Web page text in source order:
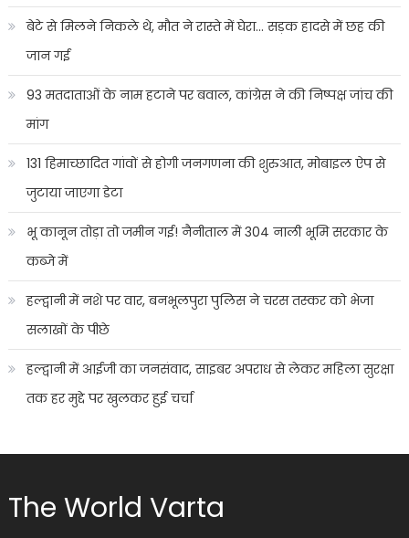
बेटे से मिलने निकले थे, मौत ने रास्ते में घेरा… सड़क हादसे में छह की
जान गई
93 मतदाताओं के नाम हटाने पर बवाल, कांग्रेस ने की निष्पक्ष जांच की
मांग
131 हिमाच्छादित गांवों से होगी जनगणना की शुरुआत, मोबाइल ऐप से
जुटाया जाएगा डेटा
भू कानून तोड़ा तो जमीन गई! नैनीताल में 304 नाली भूमि सरकार के
कब्जे में
हल्द्वानी में नशे पर वार, बनभूलपुरा पुलिस ने चरस तस्कर को भेजा
सलाखों के पीछे
हल्द्वानी में आईजी का जनसंवाद, साइबर अपराध से लेकर महिला सुरक्षा
तक हर मुद्दे पर खुलकर हुई चर्चा
The World Varta